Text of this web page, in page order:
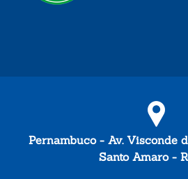
Pernambuco - Av. Visconde
Santo Amaro -